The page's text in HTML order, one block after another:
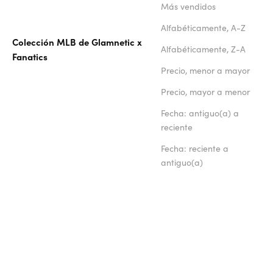
Colección MLB de Glamnetic x
Fanatics
Más vendidos
Alfabéticamente, A-Z
Alfabéticamente, Z-A
Precio, menor a mayor
Precio, mayor a menor
Fecha: antiguo(a) a
reciente
Fecha: reciente a
antiguo(a)